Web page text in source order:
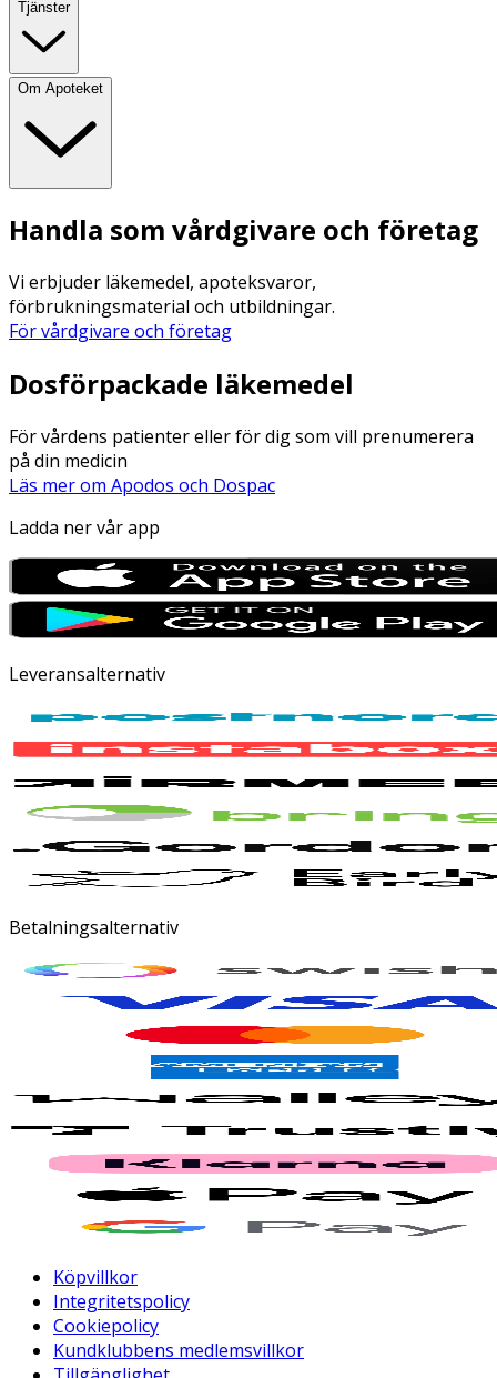
Tjänster
Om Apoteket
Handla som vårdgivare och företag
Vi erbjuder läkemedel, apoteksvaror,
förbrukningsmaterial och utbildningar.
För vårdgivare och företag
Dosförpackade läkemedel
För vårdens patienter eller för dig som vill prenumerera
på din medicin
Läs mer om Apodos och Dospac
Ladda ner vår app
Leveransalternativ
Betalningsalternativ
Köpvillkor
Integritetspolicy
Cookiepolicy
Kundklubbens medlemsvillkor